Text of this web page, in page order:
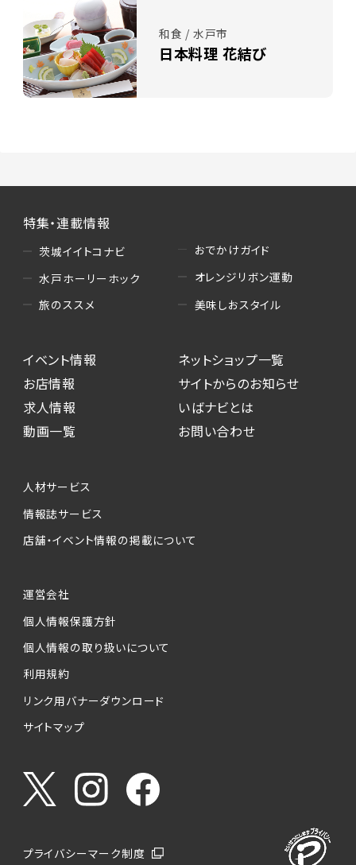
和食 / 水戸市
日本料理 花結び
特集・連載情報
茨城イイトコナビ
水戸ホーリーホック
旅のススメ
おでかけガイド
オレンジリボン運動
美味しおスタイル
イベント情報
お店情報
求人情報
動画一覧
ネットショップ一覧
サイトからのお知らせ
いばナビとは
お問い合わせ
人材サービス
情報誌サービス
店舗・イベント情報の掲載について
運営会社
個人情報保護方針
個人情報の取り扱いについて
利用規約
リンク用バナーダウンロード
サイトマップ
プライバシーマーク制度